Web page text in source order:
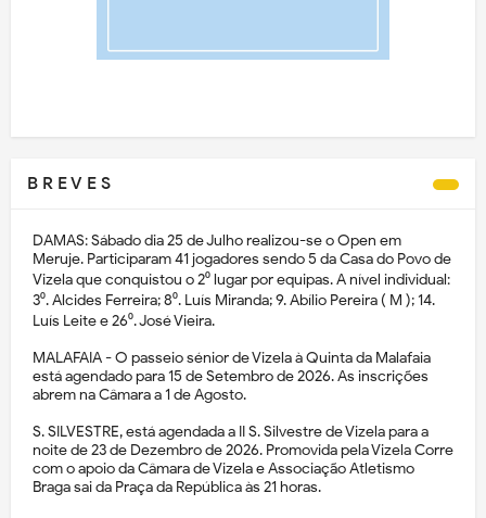
B R E V E S
DAMAS: Sábado dia 25 de Julho realizou-se o Open em
Meruje. Participaram 41 jogadores sendo 5 da Casa do Povo de
Vizela que conquistou o 2⁰ lugar por equipas. A nível individual:
3⁰. Alcides Ferreira; 8⁰. Luís Miranda; 9. Abílio Pereira ( M ); 14.
Luís Leite e 26⁰. José Vieira.
MALAFAIA - O passeio sénior de Vizela à Quinta da Malafaia
está agendado para 15 de Setembro de 2026. As inscrições
abrem na Câmara a 1 de Agosto.
S. SILVESTRE, está agendada a II S. Silvestre de Vizela para a
noite de 23 de Dezembro de 2026. Promovida pela Vizela Corre
com o apoio da Câmara de Vizela e Associação Atletismo
Braga sai da Praça da República às 21 horas.